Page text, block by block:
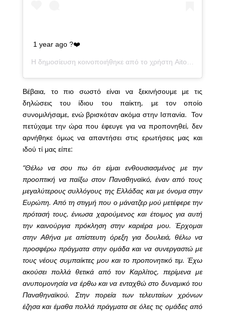
1 year ago ?❤️
Η δημοσίευση κοινοποιήθηκε από το χρήστη Aitor Cantalapiedra
Βέβαια, το πιο σωστό είναι να ξεκινήσουμε με τις
δηλώσεις του ίδιου του παίκτη, με τον οποίο
συνομιλήσαμε, ενώ βρισκόταν ακόμα στην Ισπανία. Τον
πετύχαμε την ώρα που έφευγε για να προπονηθεί, δεν
αρνήθηκε όμως να απαντήσει στις ερωτήσεις μας και
ιδού τί μας είπε:
“Θέλω να σου πω ότι είμαι ενθουσιασμένος με την
προοπτική να παίξω στον Παναθηναϊκό, έναν από τους
μεγαλύτερους συλλόγους της Ελλάδας και με όνομα στην
Ευρώπη. Από τη στιγμή που ο μάνατζερ μού μετέφερε την
πρότασή τους, ένιωσα χαρούμενος και έτοιμος για αυτή
την καινούργια πρόκληση στην καριέρα μου. Έρχομαι
στην Αθήνα με απίστευτη όρεξη για δουλειά, θέλω να
προσφέρω πράγματα στην ομάδα και να συνεργαστώ με
τους νέους συμπαίκτες μου και το προπονητικό τιμ. Έχω
ακούσει πολλά θετικά από τον Καρλίτος, περίμενα με
ανυπομονησία να έρθω και να ενταχθώ στο δυναμικό του
Παναθηναϊκού. Στην πορεία των τελευταίων χρόνων
έζησα και έμαθα πολλά πράγματα σε όλες τις ομάδες από